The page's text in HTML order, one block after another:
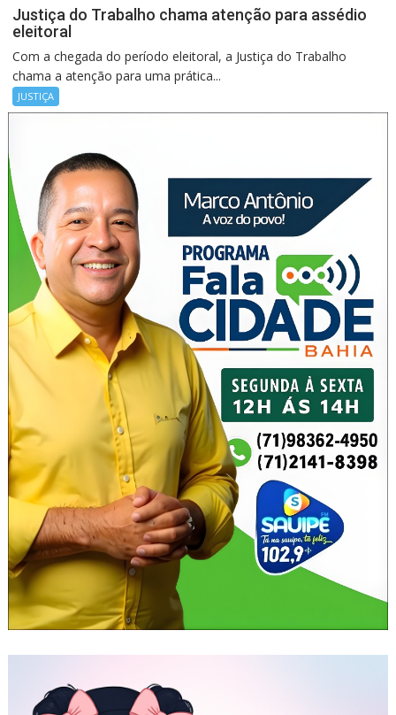
Justiça do Trabalho chama atenção para assédio
eleitoral
Com a chegada do período eleitoral, a Justiça do Trabalho
chama a atenção para uma prática...
JUSTIÇA